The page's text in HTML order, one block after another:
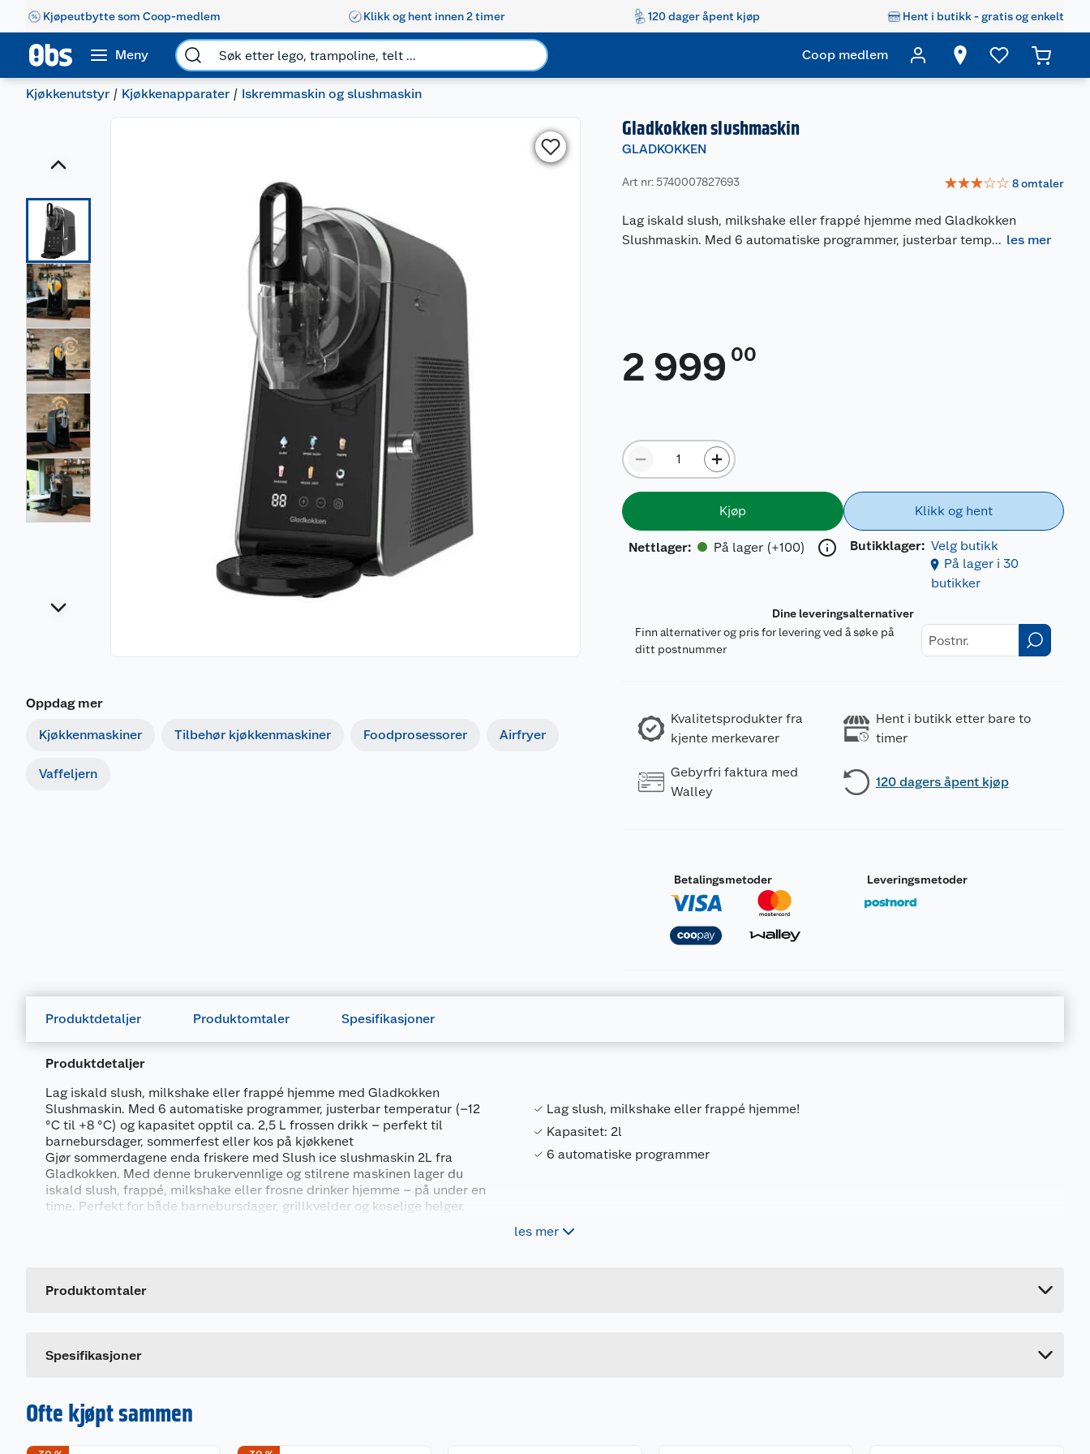
Kjøpeutbytte som Coop-medlem Klikk og hent innen 2 timer 120 dager åpent kjøp Hent i butikk - gratis og enkelt
Meny Coop medlem
Kjøkkenutstyr Kjøkkenapparater Iskremmaskin og slushmaskin
Oppdag mer
Kjøkkenmaskiner Tilbehør kjøkkenmaskiner Foodprosessorer Airfryer
Vaffeljern
Gladkokken slushmaskin
GLADKOKKEN
Art nr: 5740007827693 ☆☆☆☆☆ 8omtaler
Lag iskald slush, milkshake eller frappé hjemme med Gladkokken
Slushmaskin. Med 6 automatiske programmer, justerbar temp... les mer
2 999 00
Kjøp
Nettlager: På lager (+100)
Klikk og hent
Butikklager: Velg butikk
På lager i 30
butikker
Dine leveringsalternativer
Finn alternativer og pris for levering ved å søke på
ditt postnummer
Kvalitetsprodukter fra
kjente merkevarer
Hent i butikk etter bare to
timer
Gebyrfri faktura med
Walley
120 dagers åpent kjøp
Betalingsmetoder Leveringsmetoder
Produktdetaljer Produktomtaler Spesifikasjoner
Produktdetaljer
Lag iskald slush, milkshake eller frappé hjemme med Gladkokken
Slushmaskin. Med 6 automatiske programmer, justerbar temperatur (–12
°C til +8 °C) og kapasitet opptil ca. 2,5 L frossen drikk – perfekt til
barnebursdager, sommerfest eller kos på kjøkkenet
Gjør sommerdagene enda friskere med Slush ice slushmaskin 2L fra
Gladkokken. Med denne brukervennlige og stilrene maskinen lager du
iskald slush, frappé, milkshake eller frosne drinker hjemme – på under en
time. Perfekt for både barnebursdager, grillkvelder og koselige helger.
°C kan du tilpasse tykkelsen etter smak og type drikke.
deler er rengjøringen også enkel og hygienisk.
6 forhåndsinnstilte programmer: slush, milkshake, frappé, frossen
Lag slush, milkshake eller frappé hjemme!
Kapasitet: 2l
6 automatiske programmer
les mer
Produktomtaler
Spesifikasjoner
Leverandørens artikkelnummer
Forpakningsmål
Ofte kjøpt sammen